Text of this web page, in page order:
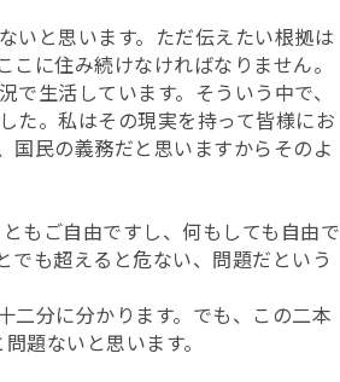
いと思います。ただ伝えたい根拠は
に住み続けなければなりません。
生活しています。そういう中で、
た。私はその現実を持って皆様にお
国民の義務だと思いますからそのよ
もご自由ですし、何もしても自由で
でも超えると危ない、問題だという
二分に分かります。でも、この二本
題ないと思います。